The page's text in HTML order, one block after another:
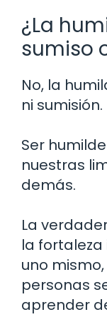
¿La
sumiso
No, la
ni sumisión.
Ser
nuestras
demás.
La
la fortaleza
uno
personas
aprender